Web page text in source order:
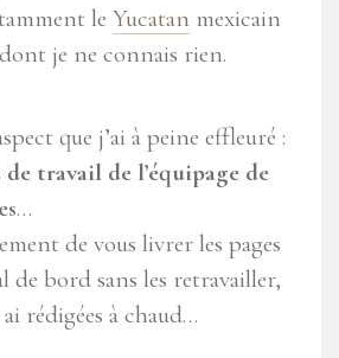
le Yucatan mexicain
dont je ne connais rien.
que j’ai à peine effleuré :
travail de l’équipage de
…
de vous livrer les pages
de bord sans les retravailler,
rédigées à chaud…